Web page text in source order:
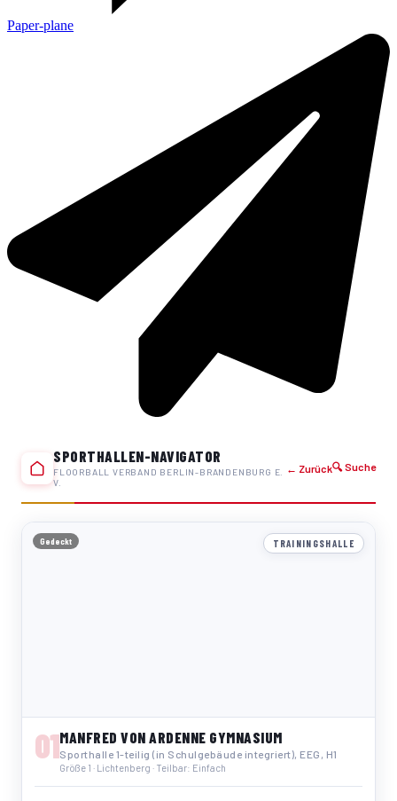
Paper-plane
SPORTHALLEN-NAVIGATOR
FLOORBALL VERBAND BERLIN-BRANDENBURG E.
V.
← Zurück🔍 Suche
TRAININGSHALLE
Gedeckt
01MANFRED VON ARDENNE GYMNASIUM
Sporthalle 1-teilig (in Schulgebäude integriert), EEG, H1
Größe 1 · Lichtenberg · Teilbar: Einfach